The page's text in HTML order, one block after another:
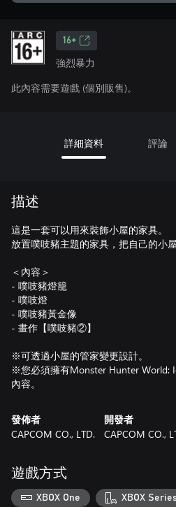
16+
強烈暴力
此內容需要遊戲 (個別販售)。
詳細資料 評論
描述
這是一套可以用來裝飾小屋的家具。
放置噗吱豬主題的家具，把自己的小
＜內容＞
- 噗吱豬燈籠
- 噗吱燈
- 噗吱豬黃金像
- 畫作【噗吱豬②】
※可透過小屋的管家變更設計。
※您必須擁有Monster Hunter World:
發佈者
CAPCOM CO., LTD.
開發者
CAPCOM CO.,
遊戲方式
XBOX One XBOX